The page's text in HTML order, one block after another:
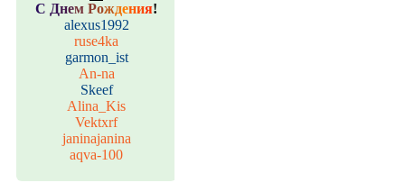
С Днем Рождения!
alexus1992
ruse4ka
garmon_ist
An-na
Skeef
Alina_Kis
Vektxrf
janinajanina
aqva-100